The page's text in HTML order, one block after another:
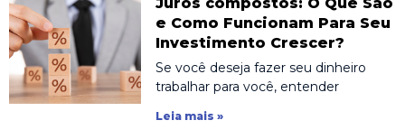
e Como Funcionam Para Seu
Investimento Crescer?
Se você deseja fazer seu dinheiro
trabalhar para você, entender
Leia mais »